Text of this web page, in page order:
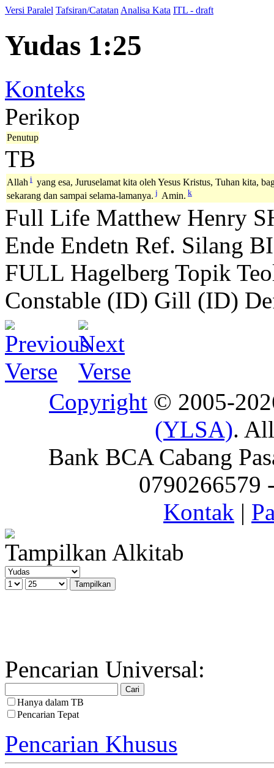
Versi Paralel Tafsiran/Catatan Analisa Kata ITL - draft
Yudas 1:25
Konteks
Perikop
Penutup
TB
Allah i yang esa, Juruselamat kita oleh Yesus Kristus, Tuhan kita,
sekarang dan sampai selama-lamanya. j Amin. k
Full Life Matthew Henry
Ende Endetn Ref. Silang
FULL Hagelberg Topik
Constable (ID) Gill (ID)
Copyright © 2005-
(YLSA).
Bank BCA Cabang
0790266579
Kontak |
Tampilkan Alkitab
Pencarian Universal:
Hanya dalam TB
Pencarian Tepat
Pencarian Khusus